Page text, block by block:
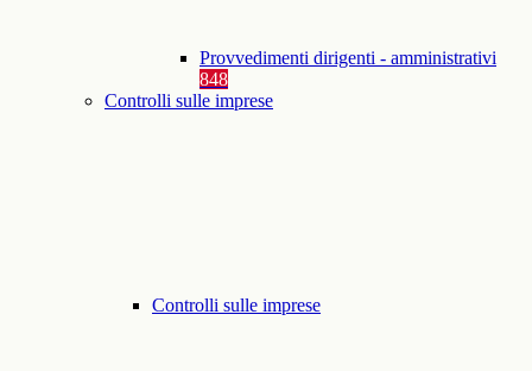
Provvedimenti dirigenti - amministrativi
848
Controlli sulle imprese
Controlli sulle imprese